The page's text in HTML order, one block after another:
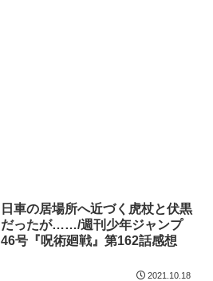
日車の居場所へ近づく虎杖と伏黒
だったが……/週刊少年ジャンプ
46号『呪術廻戦』第162話感想
2021.10.18